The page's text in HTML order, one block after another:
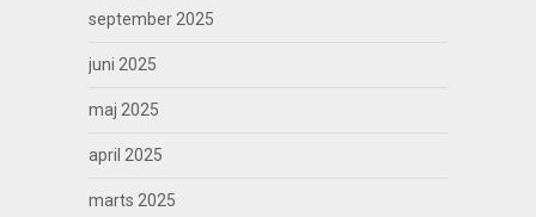
september 2025
juni 2025
maj 2025
april 2025
marts 2025